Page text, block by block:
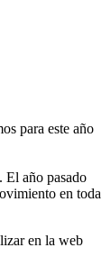
para este año
El año pasado
en toda
en la web